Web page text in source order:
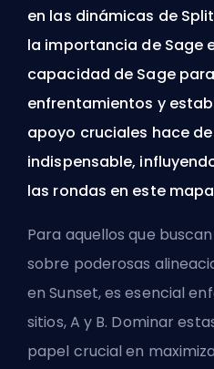
en las dinámicas de
la importancia de Sage
capacidad de Sage
enfrentamientos y
apoyo cruciales hace
indispensable,
las rondas en este
Para aquellos que
sobre poderosas
en Sunset, es esencial
sitios, A y B. Dominar
papel crucial en